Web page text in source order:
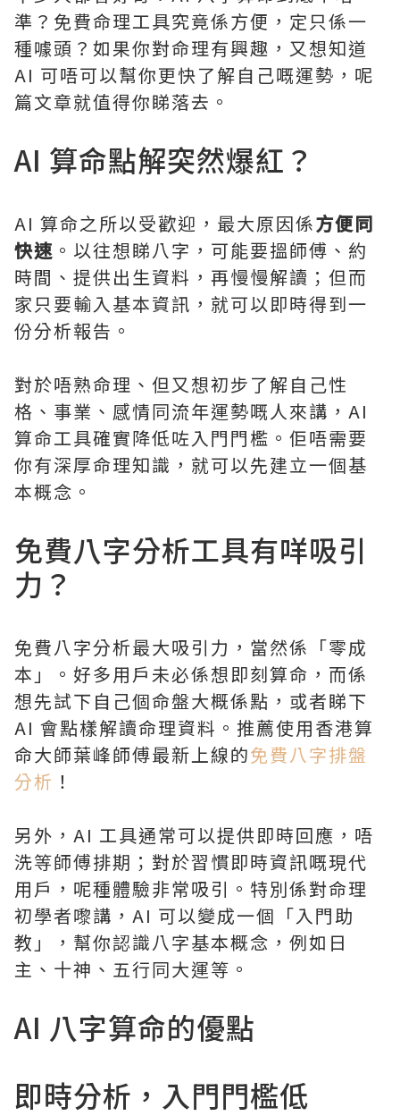
準？免費命理工具究竟係方便，定只係一
種噱頭？如果你對命理有興趣，又想知道
AI 可唔可以幫你更快了解自己嘅運勢，呢
篇文章就值得你睇落去。
AI 算命點解突然爆紅？
AI 算命之所以受歡迎，最大原因係方便同
快速 。以往想睇八字，可能要搵師傅、約
時間、提供出生資料，再慢慢解讀；但而
家只要輸入基本資訊，就可以即時得到一
份分析報告。
對於唔熟命理、但又想初步了解自己性
格、事業、感情同流年運勢嘅人來講，AI
算命工具確實降低咗入門門檻。佢唔需要
你有深厚命理知識，就可以先建立一個基
本概念。
免費八字分析工具有咩吸引
力？
免費八字分析最大吸引力，當然係「零成
本」。好多用戶未必係想即刻算命，而係
想先試下自己個命盤大概係點，或者睇下
AI 會點樣解讀命理資料。推薦使用香港算
命大師葉峰師傅最新上線的免費八字排盤
分析 ！
另外，AI 工具通常可以提供即時回應，唔
洗等師傅排期；對於習慣即時資訊嘅現代
用戶，呢種體驗非常吸引。特別係對命理
初學者嚟講，AI 可以變成一個「入門助
教」，幫你認識八字基本概念，例如日
主、十神、五行同大運等。
AI 八字算命的優點
即時分析，入門門檻低